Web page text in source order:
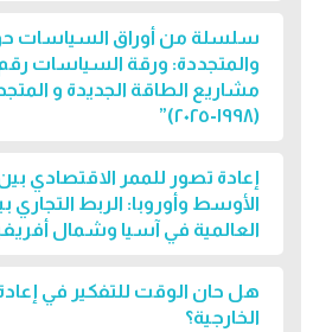
سلسلة من أوراق السياسات
مشاريع الطاقة الجديدة و
(١٩٩٨-٢٠٢٥)”
إعادة تصور للممر الاقتصادي
الأوسط وأوروبا: الربط
العالمية في آسيا وشمال
هل حان الوقت للتفكير في
الخارجية؟